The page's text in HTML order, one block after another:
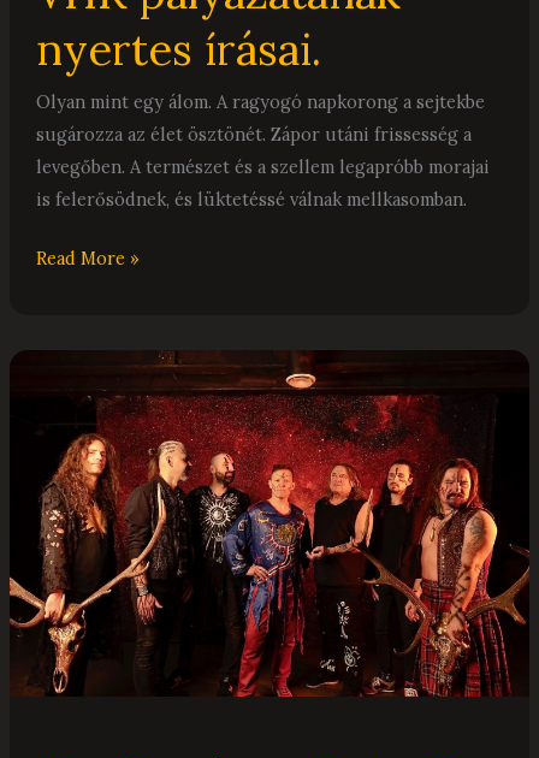
nyertes írásai.
Olyan mint egy álom. A ragyogó napkorong a sejtekbe
sugározza az élet ösztönét. Zápor utáni frissesség a
levegőben. A természet és a szellem legapróbb morajai
is felerősödnek, és lüktetéssé válnak mellkasomban.
Read More »
Fémforgács
Interjú
Grandpierre
Atillával